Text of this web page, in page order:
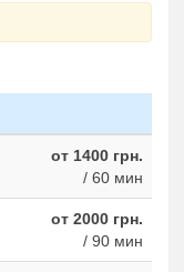
от 1400 грн.
/ 60 мин
от 2000 грн.
/ 90 мин